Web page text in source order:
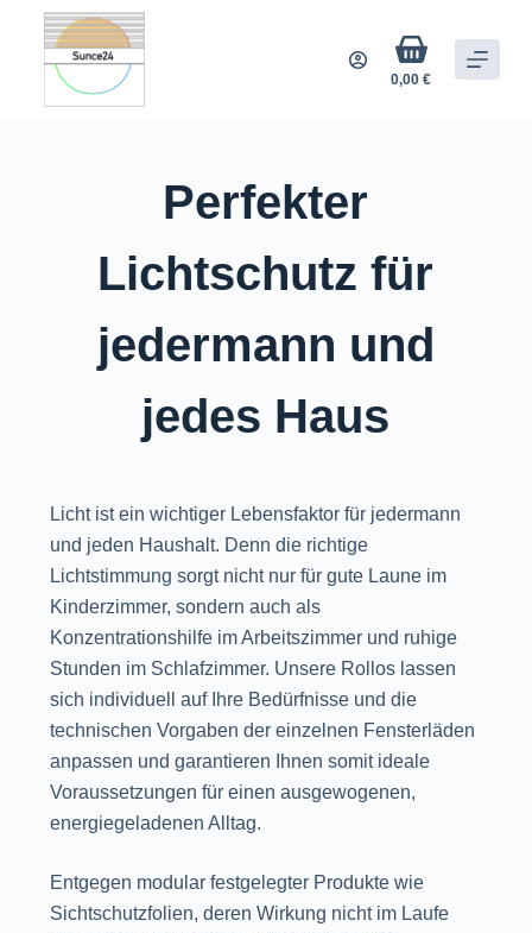
0,00€
Perfekter
Lichtschutz für
jedermann und
jedes Haus
Licht ist ein wichtiger Lebensfaktor für jedermann
und jeden Haushalt. Denn die richtige
Lichtstimmung sorgt nicht nur für gute Laune im
Kinderzimmer, sondern auch als
Konzentrationshilfe im Arbeitszimmer und ruhige
Stunden im Schlafzimmer. Unsere Rollos lassen
sich individuell auf Ihre Bedürfnisse und die
technischen Vorgaben der einzelnen Fensterläden
anpassen und garantieren Ihnen somit ideale
Voraussetzungen für einen ausgewogenen,
energiegeladenen Alltag.
Entgegen modular festgelegter Produkte wie
Sichtschutzfolien, deren Wirkung nicht im Laufe